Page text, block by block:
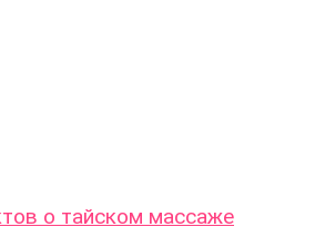
о тайском массаже